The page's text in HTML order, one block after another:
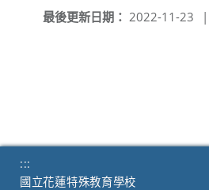
最後更新日期： 2022-11-23
|
:::
國立花蓮特殊教育學校